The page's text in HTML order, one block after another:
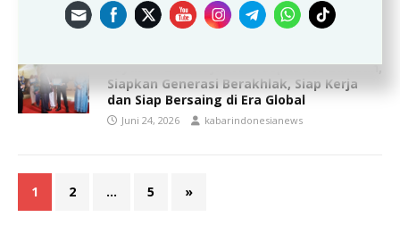
Juni 24, 2026 kabarindonesianews
Yayasan Bina Sejahtera Lepas 493 Lulusan,
Siapkan Generasi Berakhlak, Siap Kerja
dan Siap Bersaing di Era Global
Juni 24, 2026 kabarindonesianews
1 2 … 5 »